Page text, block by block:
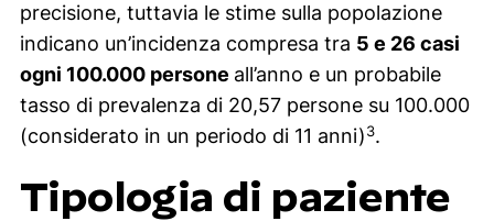
precisione, tuttavia le stime sulla popolazione
indicano un’incidenza compresa tra 5 e 26 casi
ogni 100.000 persone all’anno e un probabile
tasso di prevalenza di 20,57 persone su 100.000
(considerato in un periodo di 11 anni)3.
Tipologia di paziente